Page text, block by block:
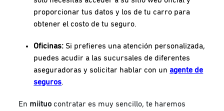
proporcionar tus datos y los de tu carro para
obtener el costo de tu seguro.
Oficinas: Si prefieres una atención personalizada,
puedes acudir a las sucursales de diferentes
aseguradoras y solicitar hablar con un agente de
seguros.
En miituocontratar es muy sencillo, te haremos